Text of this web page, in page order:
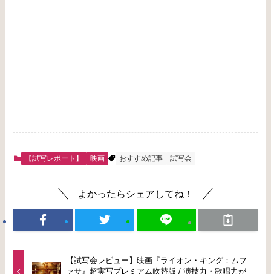
【試写レポート】 映画 おすすめ記事 試写会
よかったらシェアしてね！
【試写会レビュー】映画『ライオン・キング：ムフ
ァサ』超実写プレミアム吹替版 / 演技力・歌唱力が